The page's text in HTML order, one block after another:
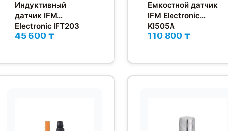
Индуктивный
датчик IFM
Electronic IFT203
45 600 ₸
Емкостной датчик
IFM Electronic
KI505A
110 800 ₸